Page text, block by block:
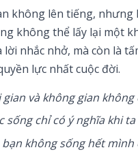
không lên tiếng, nhưng
không thể lấy lại một
lời nhắc nhở, mà còn là
lực nhất cuộc đời.
gian và không gian
sống chỉ có ý nghĩa khi
bạn không sống hết